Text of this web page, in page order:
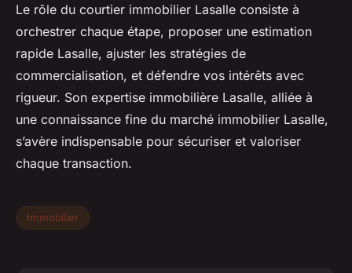
Le rôle du courtier immobilier Lasalle consiste à
orchestrer chaque étape, proposer une estimation
rapide Lasalle, ajuster les stratégies de
commercialisation, et défendre vos intérêts avec
rigueur. Son expertise immobilière Lasalle, alliée à
une connaissance fine du marché immobilier Lasalle,
s’avère indispensable pour sécuriser et valoriser
chaque transaction.
Immobilier